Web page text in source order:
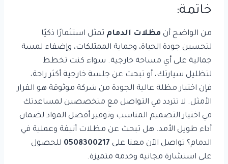
خاتمة:
من الواضح أن مظلات الدمام تمثل استثمارًا ذكيًا
لتحسين جودة الحياة، وحماية الممتلكات، وإضفاء لمسة
جمالية على أي مساحة خارجية. سواء كنت تخطط
لتظليل سيارتك، أو تبحث عن جلسة خارجية أكثر راحة،
فإن اختيار مظلة عالية الجودة من شركة موثوقة هو القرار
الأمثل. لا تتردد في التواصل مع متخصصين لمساعدتك
في اختيار التصميم المناسب وتوفير أفضل المواد لضمان
أداء طويل الأمد. هل تبحث عن مظلات أنيقة وعملية في
الدمام؟ تواصل الآن معنا على 0508300217 للحصول
على استشارة مجانية وخدمة متميزة.